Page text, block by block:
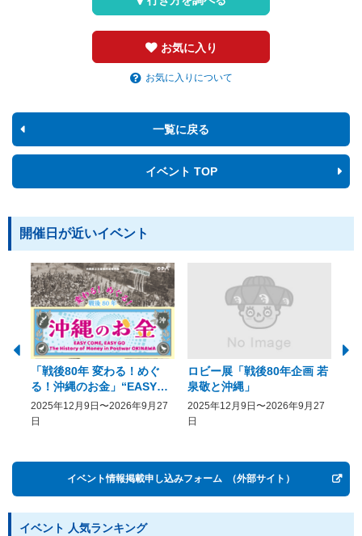
お気に入り
お気に入りについて
一覧に戻る
イベント TOP
開催日が近いイベント
「戦後80年 変わる！めぐ
る！沖縄のお金」“EASY
COME, EASY GO － The
History of Money in
2025年12月9日〜2026年9月27
日
ロビー展「戦後80年企画 若
泉敬と沖縄」
2025年12月9日〜2026年9月27
日
イベント情報掲載申し込みフォーム （外部サイト）
イベント 人気ランキング